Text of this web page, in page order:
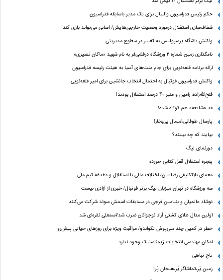
حکم رئیس فدراسیون والیبال برای یک مدیر باسابقه فدراسیون
شفاف‌سازی استقلال درمورد وضعیت خارجی‌هایش/ آسانی می‌تواند بازی کند
واکنش باشگاه پرسپولیس به تغییر در سطوح مدیریتی
نامگذاری زمین شماره ۲ ورزشگاه درفشی‌فر به نام شهید «ماکان نصیری»
ارائه برنامه‌ قلعه‌نویی برای جام ملت‌های آسیا به هیئت رئیسه فدراسیون
واکنش فدراسیون فوتبال به احتمال انتخاب جانشین برای امیر قلعه‌نویی
فتح‌الله‌زاده: رامین و منیر 40 درصد استقلال بودند!
قد «شایعه» هم کوتاه شده!
پارسال طوفانی،امسال بی‌بخار!
بیایند که چه ببینند؟
دورنمای لیگ
پنجره‌ استقلال قفل کتابی خورده
معمای بلاتکلیفی رضاییان/ اختلاف مالی با استقلال و دغدغه تیم ملی
سه ورزشگاه در تهران میزبان لیگ برتر فوتبال/ خبری از آزادی نیست
نوشاد عالمیان و بنیامین فرجی در مسابقات اسمش سوئد شرکت می‌کنند
اولین مدال طلای کشتی آزاد نوجوانان ضرب شد/اسمعلی نقره‌ای شد
خطر در کمین چند ملی‌پوش تکواندو/ مراقبت ویژه برای روزهای حیاتی پیش‌رو
امکان مهندسی انتخابات ژیمناستیک وجود ندارد
تاج تباهی
زمین پَر،تماشاگر پَر،هیجان پَر!